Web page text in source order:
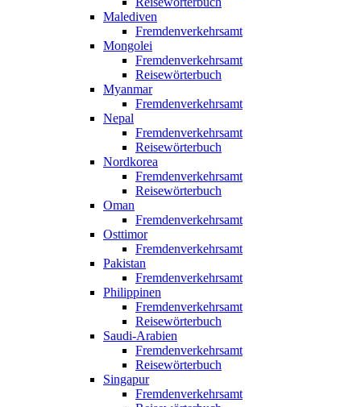
Malediven
Fremdenverkehrsamt
Mongolei
Fremdenverkehrsamt
Reisewörterbuch
Myanmar
Fremdenverkehrsamt
Nepal
Fremdenverkehrsamt
Reisewörterbuch
Nordkorea
Fremdenverkehrsamt
Reisewörterbuch
Oman
Fremdenverkehrsamt
Osttimor
Fremdenverkehrsamt
Pakistan
Fremdenverkehrsamt
Philippinen
Fremdenverkehrsamt
Reisewörterbuch
Saudi-Arabien
Fremdenverkehrsamt
Reisewörterbuch
Singapur
Fremdenverkehrsamt